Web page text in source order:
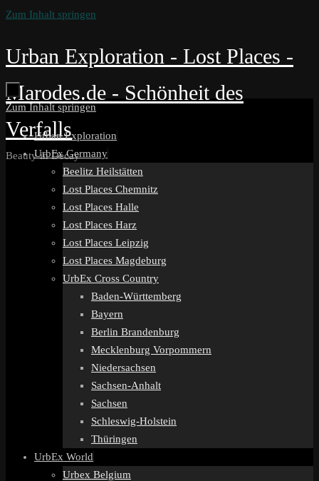
Zum Inhalt springen
Urban Exploration - Lost Places -
Marodes.de - Schönheit des
Verfalls
Beauty in Decay
Zum Inhalt springen
Urban Exploration
UrbEx Germany
Beelitz Heilstätten
Lost Places Chemnitz
Lost Places Halle
Lost Places Harz
Lost Places Leipzig
Lost Places Magdeburg
UrbEx Cross Country
Baden-Württemberg
Bayern
Berlin Brandenburg
Mecklenburg Vorpommern
Niedersachsen
Sachsen-Anhalt
Sachsen
Schleswig-Holstein
Thüringen
UrbEx World
Urbex Belgium